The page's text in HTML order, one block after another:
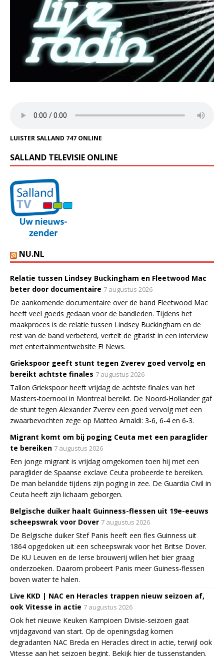
LUISTER SALLAND 747 ONLINE
SALLAND TELEVISIE ONLINE
NU.NL
Relatie tussen Lindsey Buckingham en Fleetwood Mac
beter door documentaire 7 augustus 2026
De aankomende documentaire over de band Fleetwood Mac
heeft veel goeds gedaan voor de bandleden. Tijdens het
maakproces is de relatie tussen Lindsey Buckingham en de
rest van de band verbeterd, vertelt de gitarist in een interview
met entertainmentwebsite E! News.
Griekspoor geeft stunt tegen Zverev goed vervolg en
bereikt achtste finales 7 augustus 2026
Tallon Griekspoor heeft vrijdag de achtste finales van het
Masters-toernooi in Montreal bereikt. De Noord-Hollander gaf
de stunt tegen Alexander Zverev een goed vervolg met een
zwaarbevochten zege op Matteo Arnaldi: 3-6, 6-4 en 6-3.
Migrant komt om bij poging Ceuta met een paraglider
te bereiken 7 augustus 2026
Een jonge migrant is vrijdag omgekomen toen hij met een
paraglider de Spaanse exclave Ceuta probeerde te bereiken.
De man belandde tijdens zijn poging in zee. De Guardia Civil in
Ceuta heeft zijn lichaam geborgen.
Belgische duiker haalt Guinness-flessen uit 19e-eeuws
scheepswrak voor Dover 7 augustus 2026
De Belgische duiker Stef Panis heeft een fles Guinness uit
1864 opgedoken uit een scheepswrak voor het Britse Dover.
De KU Leuven en de Ierse brouwerij willen het bier graag
onderzoeken. Daarom probeert Panis meer Guiness-flessen
boven water te halen.
Live KKD | NAC en Heracles trappen nieuw seizoen af,
ook Vitesse in actie 7 augustus 2026
Ook het nieuwe Keuken Kampioen Divisie-seizoen gaat
vrijdagavond van start. Op de openingsdag komen
degradanten NAC Breda en Heracles direct in actie, terwijl ook
Vitesse aan het seizoen begint. Bekijk hier de tussenstanden.